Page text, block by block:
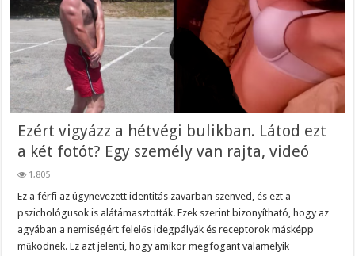
Ezért vigyázz a hétvégi bulikban. Látod ezt
a két fotót? Egy személy van rajta, videó
1,805
Ez a férfi az úgynevezett identitás zavarban szenved, és ezt a
pszichológusok is alátámasztották. Ezek szerint bizonyítható, hogy az
agyában a nemiségért felelős idegpályák és receptorok másképp
működnek. Ez azt jelenti, hogy amikor megfogant valamelyik